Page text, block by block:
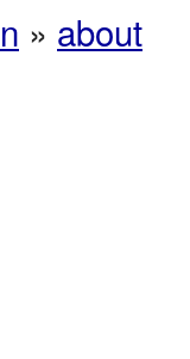
» about